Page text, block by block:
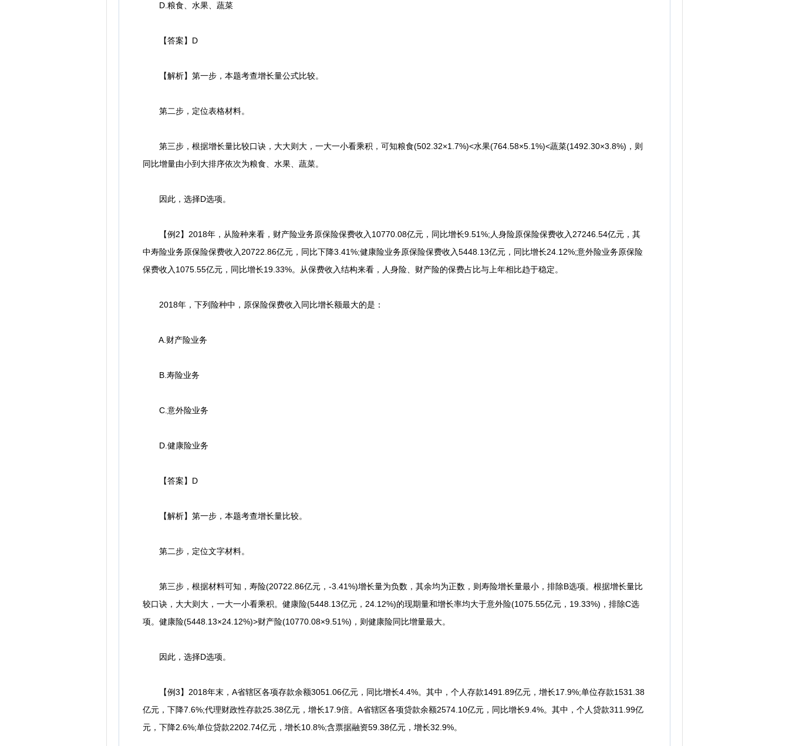
D.粮食、水果、蔬菜
【答案】D
【解析】第一步，本题考查增长量公式比较。
第二步，定位表格材料。
第三步，根据增长量比较口诀，大大则大，一大一小看乘积，可知粮食(502.32×1.7%)<水果(764.58×5.1%)<蔬菜(1492.30×3.8%)，则
同比增量由小到大排序依次为粮食、水果、蔬菜。
因此，选择D选项。
【例2】2018年，从险种来看，财产险业务原保险保费收入10770.08亿元，同比增长9.51%;人身险原保险保费收入27246.54亿元，其
中寿险业务原保险保费收入20722.86亿元，同比下降3.41%;健康险业务原保险保费收入5448.13亿元，同比增长24.12%;意外险业务原保险
保费收入1075.55亿元，同比增长19.33%。从保费收入结构来看，人身险、财产险的保费占比与上年相比趋于稳定。
2018年，下列险种中，原保险保费收入同比增长额最大的是：
A.财产险业务
B.寿险业务
C.意外险业务
D.健康险业务
【答案】D
【解析】第一步，本题考查增长量比较。
第二步，定位文字材料。
第三步，根据材料可知，寿险(20722.86亿元，-3.41%)增长量为负数，其余均为正数，则寿险增长量最小，排除B选项。根据增长量比
较口诀，大大则大，一大一小看乘积。健康险(5448.13亿元，24.12%)的现期量和增长率均大于意外险(1075.55亿元，19.33%)，排除C选
项。健康险(5448.13×24.12%)>财产险(10770.08×9.51%)，则健康险同比增量最大。
因此，选择D选项。
【例3】2018年末，A省辖区各项存款余额3051.06亿元，同比增长4.4%。其中，个人存款1491.89亿元，增长17.9%;单位存款1531.38
亿元，下降7.6%;代理财政性存款25.38亿元，增长17.9倍。A省辖区各项贷款余额2574.10亿元，同比增长9.4%。其中，个人贷款311.99亿
元，下降2.6%;单位贷款2202.74亿元，增长10.8%;含票据融资59.38亿元，增长32.9%。